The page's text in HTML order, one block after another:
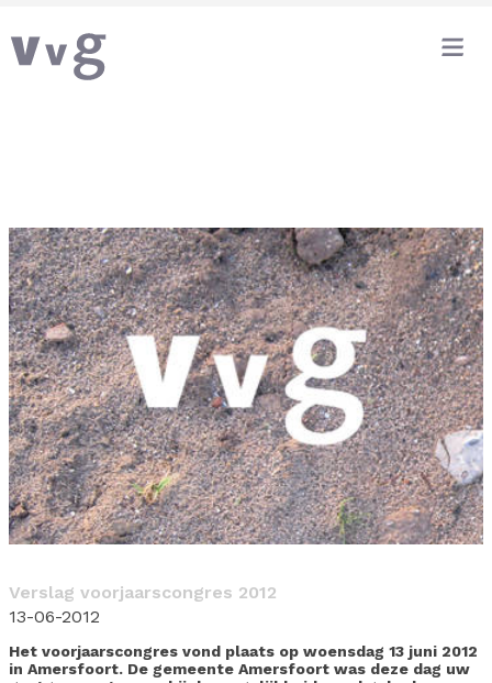
Verslag voorjaarscongres 2012
13-06-2012
Het voorjaarscongres vond plaats op woensdag 13 juni 2012
in Amersfoort. De gemeente Amersfoort was deze dag uw